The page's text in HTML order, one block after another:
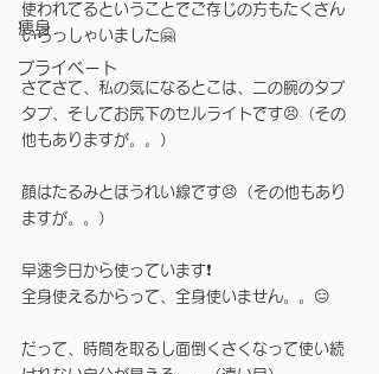
痩身
プライベート
使われてるということでご存じの方もたくさん
いらっしゃいました🤗
さてさて、私の気になるとこは、二の腕のタプ
タプ、そしてお尻下のセルライトです😣（その
他もありますが。。）
顔はたるみとほうれい線です😣（その他もあり
ますが。。）
早速今日から使っています❗️
全身使えるからって、全身使いません。。😑
だって、時間を取るし面倒くさくなって使い続